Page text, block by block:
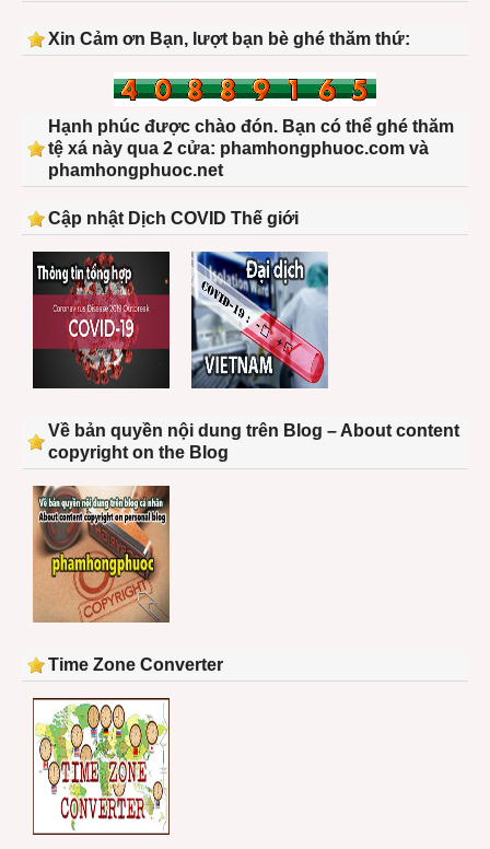
Xin Cảm ơn Bạn, lượt bạn bè ghé thăm thứ:
Hạnh phúc được chào đón. Bạn có thể ghé thăm
tệ xá này qua 2 cửa: phamhongphuoc.com và
phamhongphuoc.net
Cập nhật Dịch COVID Thế giới
Về bản quyền nội dung trên Blog – About content
copyright on the Blog
Time Zone Converter